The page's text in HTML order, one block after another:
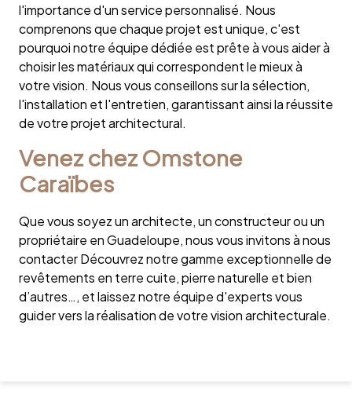
l'importance d'un service personnalisé. Nous
comprenons que chaque projet est unique, c'est
pourquoi notre équipe dédiée est prête à vous aider à
choisir les matériaux qui correspondent le mieux à
votre vision. Nous vous conseillons sur la sélection,
l'installation et l'entretien, garantissant ainsi la réussite
de votre projet architectural.
Venez chez Omstone
Caraïbes
Que vous soyez un architecte, un constructeur ou un
propriétaire en Guadeloupe, nous vous invitons à nous
contacter Découvrez notre gamme exceptionnelle de
revêtements en terre cuite, pierre naturelle et bien
d’autres…, et laissez notre équipe d'experts vous
guider vers la réalisation de votre vision architecturale.